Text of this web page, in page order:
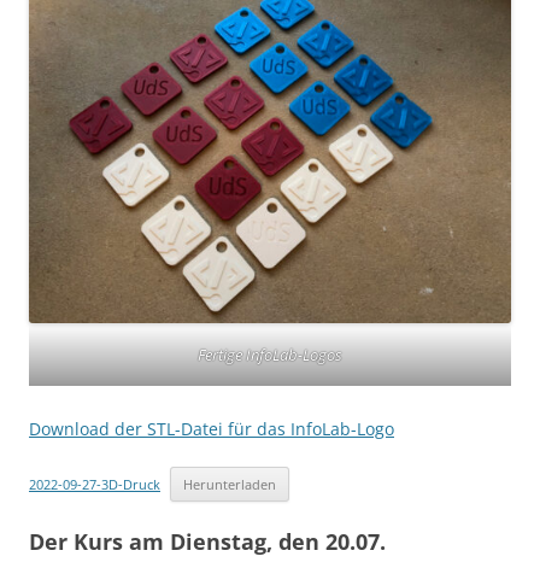
Fertige InfoLab-Logos
Download der STL-Datei für das InfoLab-Logo
2022-09-27-3D-Druck Herunterladen
Der Kurs am Dienstag, den 20.07.